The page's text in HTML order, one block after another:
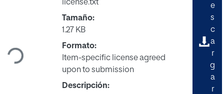
Cargando...
license.txt
Tamaño:
1.27 KB
Formato:
Item-specific license agreed
upon to submission
Descripción:
e
s
c
a
r
g
a
r